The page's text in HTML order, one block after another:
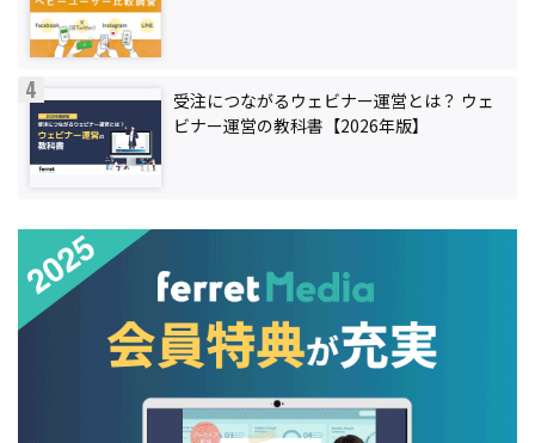
受注につながるウェビナー運営とは？ ウェ
ビナー運営の教科書【2026年版】